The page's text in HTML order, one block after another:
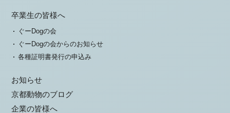
卒業生の皆様へ
ぐーDogの会
ぐーDogの会からのお知らせ
各種証明書発行の申込み
お知らせ
京都動物のブログ
企業の皆様へ